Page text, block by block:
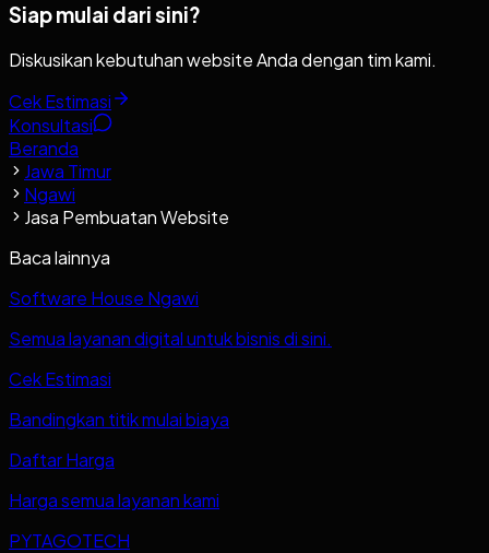
Siap mulai dari sini?
Diskusikan kebutuhan website Anda dengan tim kami.
Cek Estimasi
Konsultasi
Beranda
Jawa Timur
Ngawi
Jasa Pembuatan Website
Baca lainnya
Software House Ngawi
Semua layanan digital untuk bisnis di sini.
Cek Estimasi
Bandingkan titik mulai biaya
Daftar Harga
Harga semua layanan kami
PYTAGOTECH